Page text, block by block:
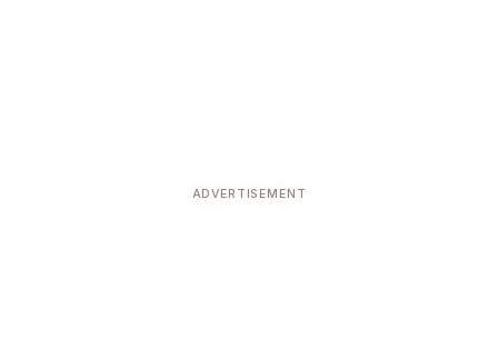
ADVERTISEMENT